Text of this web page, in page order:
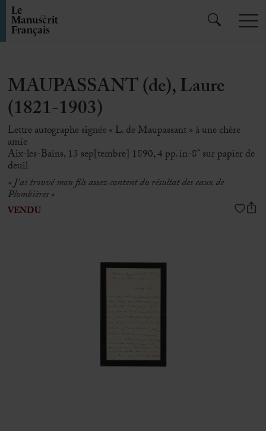
MAUPASSANT (de), Laure
(1821-1903)
Lettre autographe signée « L. de Maupassant » à une chère
amie
Aix-les-Bains, 13 sep[tembre] 1890, 4 pp. in-8° sur papier de
deuil
« J’ai trouvé mon fils assez content du résultat des eaux de
Plombières »
VENDU